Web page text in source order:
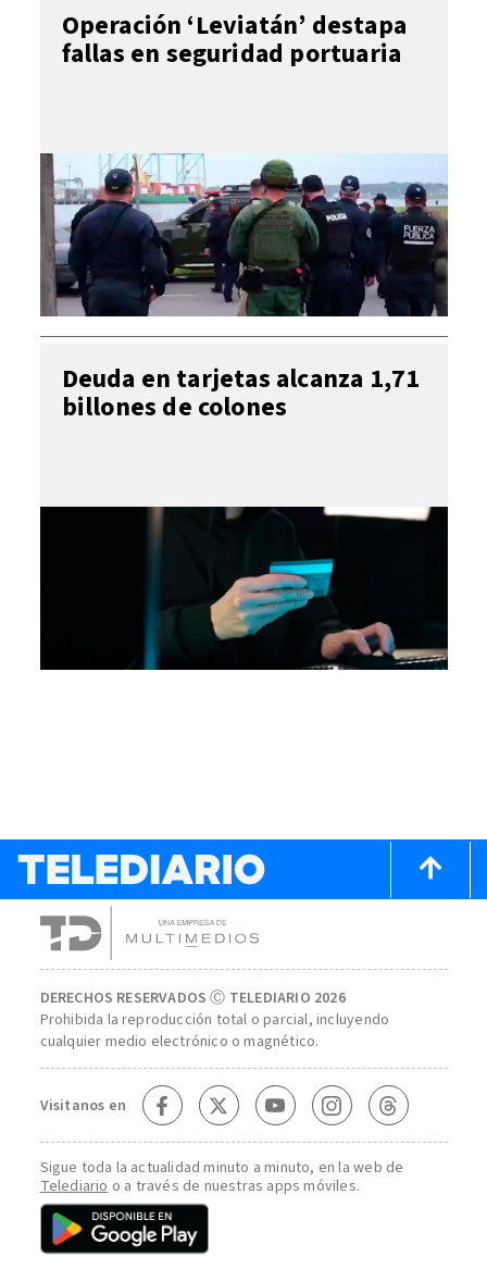
Operación ‘Leviatán’ destapa
fallas en seguridad portuaria
Deuda en tarjetas alcanza 1,71
billones de colones
DERECHOS RESERVADOS Ⓒ TELEDIARIO 2026
Prohibida la reproducción total o parcial, incluyendo
cualquier medio electrónico o magnético.
Visitanos en
Sigue toda la actualidad minuto a minuto, en la web de
Telediarioo a través de nuestras apps móviles.